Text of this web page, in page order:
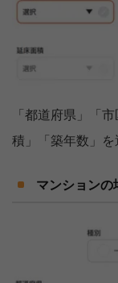
「都道府県」「
積」「築年数」を
マンションの